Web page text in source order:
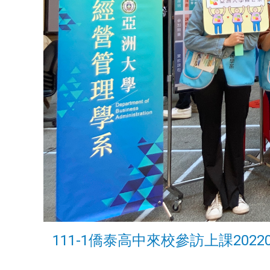
111-1僑泰高中來校參訪上課